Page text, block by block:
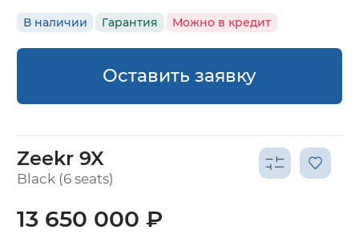
В наличии Гарантия Можно в кредит
Оставить заявку
Zeekr 9X
Black (6 seats)
13 650 000 ₽